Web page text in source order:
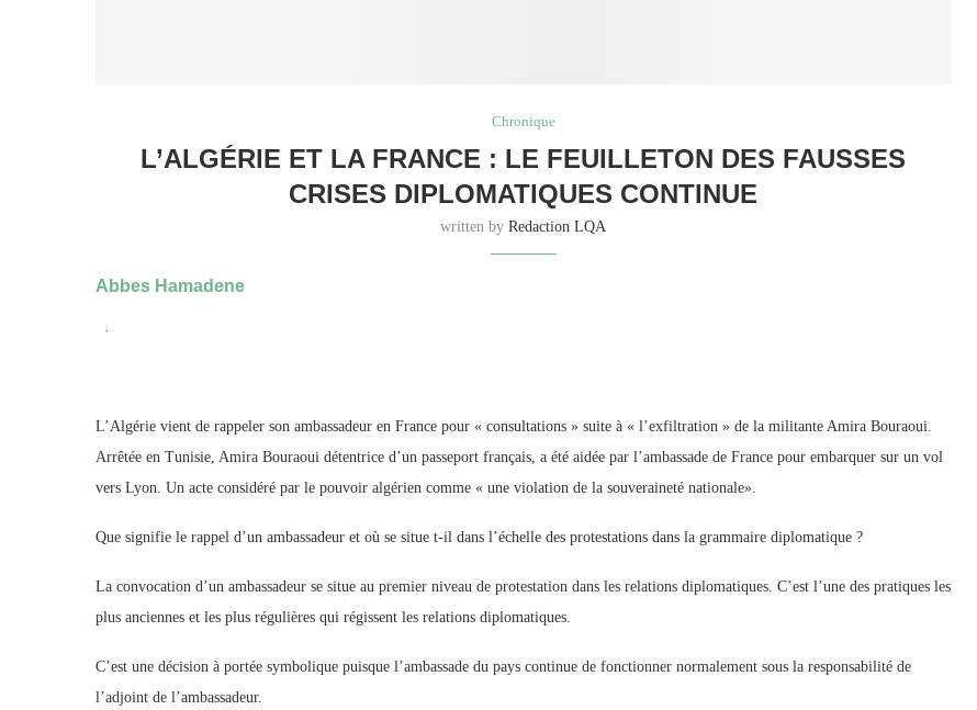
Chronique
L’ALGÉRIE ET LA FRANCE : LE FEUILLETON DES FAUSSES
CRISES DIPLOMATIQUES CONTINUE
written byRedaction LQA
Abbes Hamadene
·
L’Algérie vient de rappeler son ambassadeur en France pour « consultations » suite à « l’exfiltration » de la militante Amira Bouraoui.
Arrêtée en Tunisie, Amira Bouraoui détentrice d’un passeport français, a été aidée par l’ambassade de France pour embarquer sur un vol
vers Lyon. Un acte considéré par le pouvoir algérien comme « une violation de la souveraineté nationale».
Que signifie le rappel d’un ambassadeur et où se situe t-il dans l’échelle des protestations dans la grammaire diplomatique ?
La convocation d’un ambassadeur se situe au premier niveau de protestation dans les relations diplomatiques. C’est l’une des pratiques les
plus anciennes et les plus régulières qui régissent les relations diplomatiques.
C’est une décision à portée symbolique puisque l’ambassade du pays continue de fonctionner normalement sous la responsabilité de
l’adjoint de l’ambassadeur.